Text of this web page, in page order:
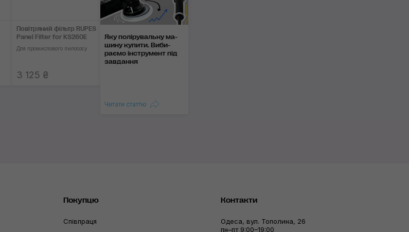
Повітряний фільтр RUPES
Panel Filter for KS260E
Для промислового пилососу
3 125 ₴
Яку полірувальну ма­
шину ку­пи­ти. Ви­би­
раємо інст­ру­мент під
зав­дання
Читати статтю
Покупцю
Співпраця
Контакти
Одеса, вул. Тополина, 26
пн–пт 9:00–19:00